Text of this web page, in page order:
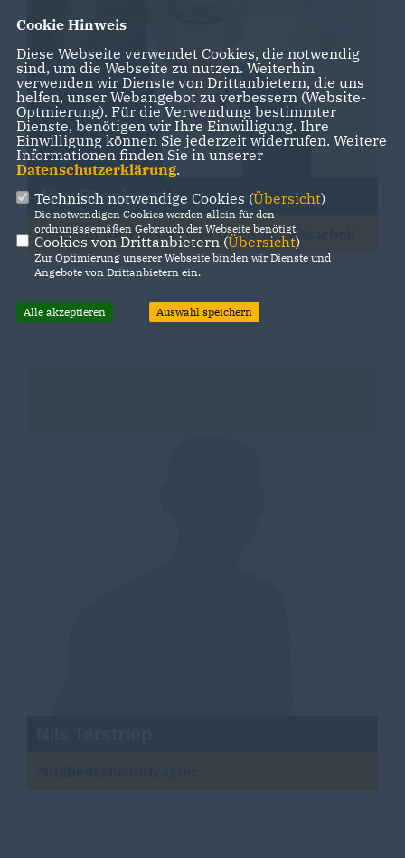
Jörg Blisniewski
Referent für Presse- und Öffentlicheitsarbeit
Cookie Hinweis
Diese Webseite verwendet Cookies, die notwendig
sind, um die Webseite zu nutzen. Weiterhin
verwenden wir Dienste von Drittanbietern, die uns
helfen, unser Webangebot zu verbessern (Website-
Optmierung). Für die Verwendung bestimmter
Dienste, benötigen wir Ihre Einwilligung. Ihre
Einwilligung können Sie jederzeit widerrufen. Weitere
Informationen finden Sie in unserer
Datenschutzerklärung.
Technisch notwendige Cookies (Übersicht)
Die notwendigen Cookies werden allein für den
ordnungsgemäßen Gebrauch der Webseite benötigt.
Cookies von Drittanbietern (Übersicht)
Zur Optimierung unserer Webseite binden wir Dienste und
Angebote von Drittanbietern ein.
Alle akzeptieren Auswahl speichern